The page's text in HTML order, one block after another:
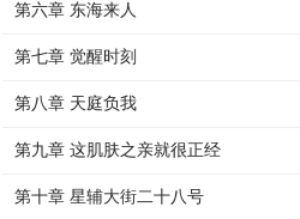
第六章 东海来人
第七章 觉醒时刻
第八章 天庭负我
第九章 这肌肤之亲就很正经
第十章 星辅大街二十八号